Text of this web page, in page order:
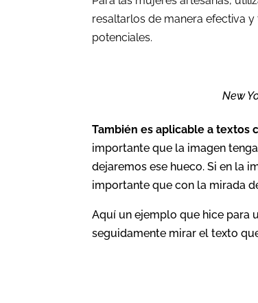
resaltarlos de manera efectiva
potenciales.
New
También es aplicable a textos
importante que la imagen
dejaremos ese hueco. Si en la
importante que con la mirada
Aquí un ejemplo que hice para
seguidamente mirar el texto